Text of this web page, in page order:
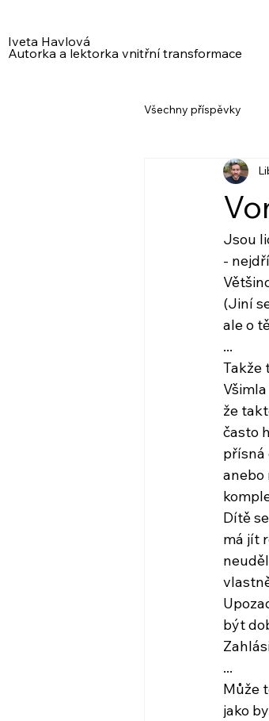
Iveta Havlová
Autorka a lektorka vnitřní transformace
Všechny příspěvky
Jsou
-
(Jiní
ale o
...
Takže
že
často
přísná
anebo
Dítě
má jít
být
...
Může
jako